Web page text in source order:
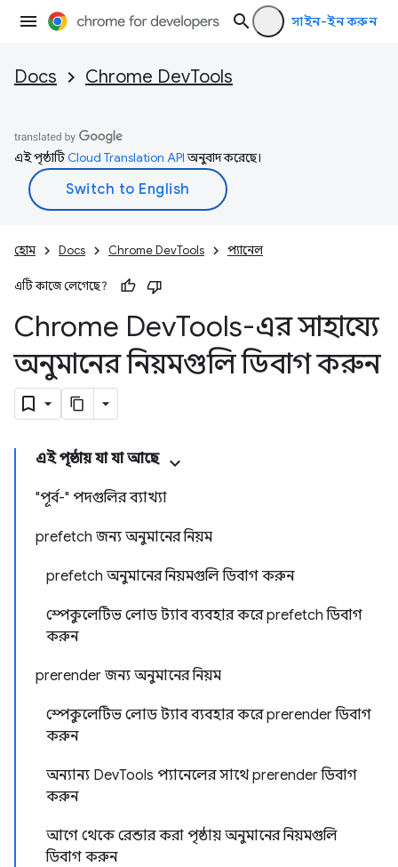
সাইন-ইন করুন
Docs Chrome DevTools
এই পৃষ্ঠাটিCloud Translation APIঅনুবাদ করেছে।
হোম Docs Chrome DevTools প্যানেল
এটি কাজে লেগেছে?
Chrome DevTools-এর সাহায্যে
অনুমানের নিয়মগুলি ডিবাগ করুন
এই পৃষ্ঠায় যা যা আছে
"পূর্ব-" পদগুলির ব্যাখ্যা
prefetch জন্য অনুমানের নিয়ম
prefetch অনুমানের নিয়মগুলি ডিবাগ করুন
স্পেকুলেটিভ লোড ট্যাব ব্যবহার করে prefetch ডিবাগ
করুন
prerender জন্য অনুমানের নিয়ম
স্পেকুলেটিভ লোড ট্যাব ব্যবহার করে prerender ডিবাগ
করুন
অন্যান্য DevTools প্যানেলের সাথে prerender ডিবাগ
করুন
আগে থেকে রেন্ডার করা পৃষ্ঠায় অনুমানের নিয়মগুলি
ডিবাগ করুন